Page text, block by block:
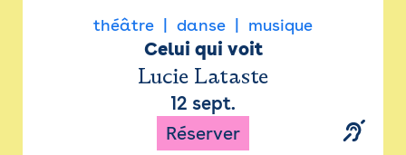
théâtre danse musique
Celui qui voit
Lucie Lataste
12 sept.
Réserver